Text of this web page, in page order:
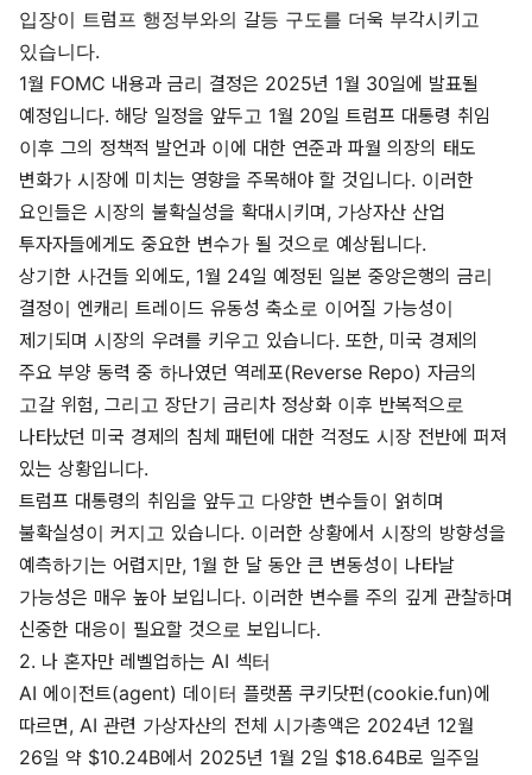
입장이 트럼프 행정부와의 갈등 구도를 더욱 부각시키고
있습니다.
1월 FOMC 내용과 금리 결정은 2025년 1월 30일에 발표될
예정입니다. 해당 일정을 앞두고 1월 20일 트럼프 대통령 취임
이후 그의 정책적 발언과 이에 대한 연준과 파월 의장의 태도
변화가 시장에 미치는 영향을 주목해야 할 것입니다. 이러한
요인들은 시장의 불확실성을 확대시키며, 가상자산 산업
투자자들에게도 중요한 변수가 될 것으로 예상됩니다.
상기한 사건들 외에도, 1월 24일 예정된 일본 중앙은행의 금리
결정이 엔캐리 트레이드 유동성 축소로 이어질 가능성이
제기되며 시장의 우려를 키우고 있습니다. 또한, 미국 경제의
주요 부양 동력 중 하나였던 역레포(Reverse Repo) 자금의
고갈 위험, 그리고 장단기 금리차 정상화 이후 반복적으로
나타났던 미국 경제의 침체 패턴에 대한 걱정도 시장 전반에 퍼져
있는 상황입니다.
트럼프 대통령의 취임을 앞두고 다양한 변수들이 얽히며
불확실성이 커지고 있습니다. 이러한 상황에서 시장의 방향성을
예측하기는 어렵지만, 1월 한 달 동안 큰 변동성이 나타날
가능성은 매우 높아 보입니다. 이러한 변수를 주의 깊게 관찰하며
신중한 대응이 필요할 것으로 보입니다.
2. 나 혼자만 레벨업하는 AI 섹터
AI 에이전트(agent) 데이터 플랫폼 쿠키닷펀(cookie.fun)에
따르면, AI 관련 가상자산의 전체 시가총액은 2024년 12월
26일 약 $10.24B에서 2025년 1월 2일 $18.64B로 일주일